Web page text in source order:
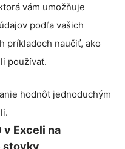
vám umožňuje
podľa vašich
príkladoch naučiť, ako
používať.
hodnôt jednoduchým
v Exceli na
stovky